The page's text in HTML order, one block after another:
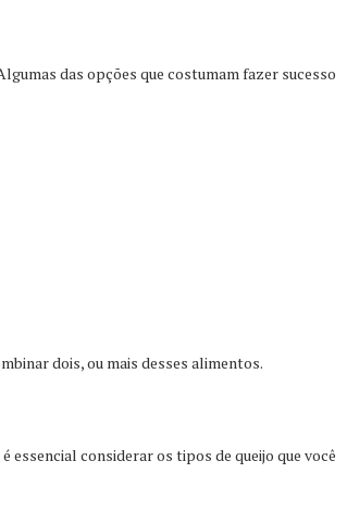
das opções que costumam fazer sucesso
dois, ou mais desses alimentos.
essencial considerar os tipos de queijo que você